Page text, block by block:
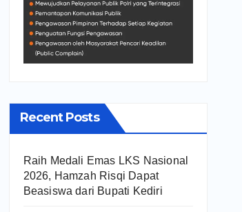
Recent Posts
Raih Medali Emas LKS Nasional
2026, Hamzah Risqi Dapat
Beasiswa dari Bupati Kediri